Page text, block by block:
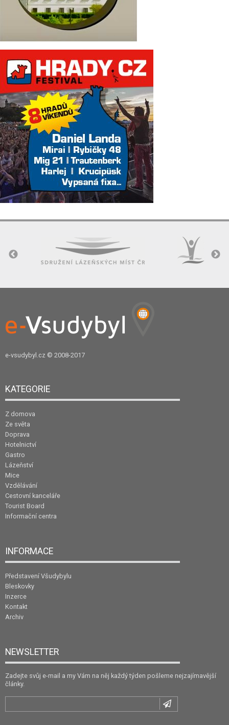
e-vsudybyl.cz © 2008-2017
KATEGORIE
Z domova
Ze světa
Doprava
Hotelnictví
Gastro
Lázeňství
Mice
Vzdělávání
Cestovní kanceláře
Tourist Board
Informační centra
INFORMACE
Představení Všudybylu
Bleskovky
Inzerce
Kontakt
Archiv
NEWSLETTER
Zadejte svůj e-mail a my Vám na něj každý týden pošleme nejzajímavější
články.